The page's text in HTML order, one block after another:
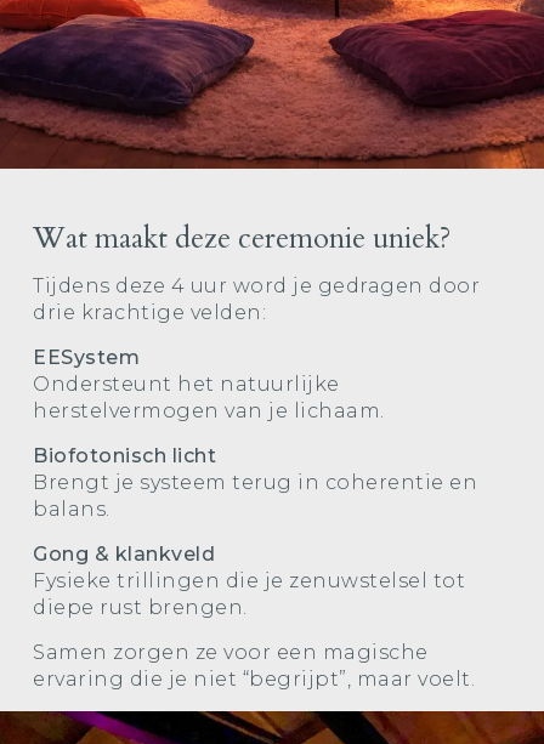
Wat maakt deze ceremonie uniek?
Tijdens deze 4 uur word je gedragen door
drie krachtige velden:
EESystem
Ondersteunt het natuurlijke
herstelvermogen van je lichaam.
Biofotonisch licht
Brengt je systeem terug in coherentie en
balans.
Gong & klankveld
Fysieke trillingen die je zenuwstelsel tot
diepe rust brengen.
Samen zorgen ze voor een magische
ervaring die je niet “begrijpt”, maar voelt.